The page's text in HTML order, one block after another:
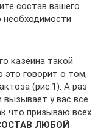
состав вашего
необходимости
казеина такой
это говорит о том,
(рис.1). А раз
вызывает у вас все
что призываю всех
ЛЮБОЙ